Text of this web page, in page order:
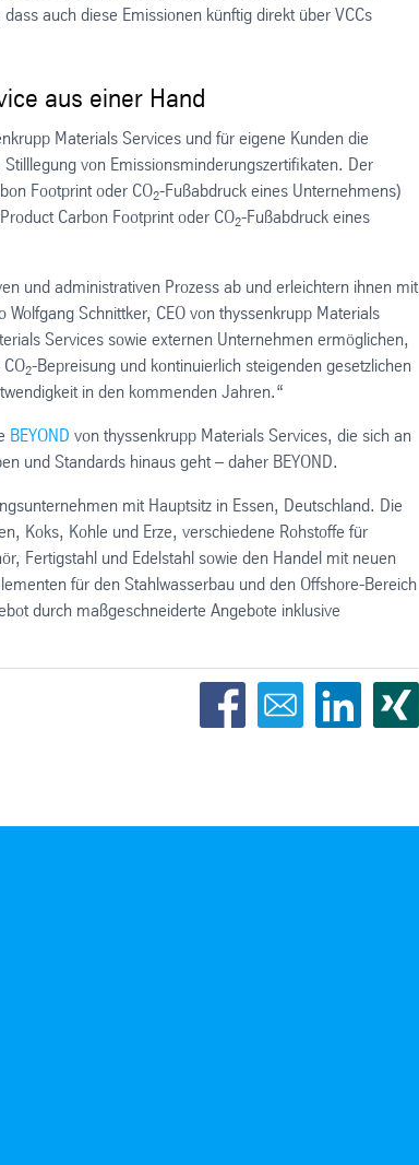
auch diese Emissionen künftig direkt über VCCs
aus einer Hand
Materials Services und für eigene Kunden die
von Emissionsminderungszertifikaten. Der
Footprint oder CO2-Fußabdruck eines Unternehmens)
Carbon Footprint oder CO2-Fußabdruck eines
und administrativen Prozess ab und erleichtern ihnen mit
Schnittker, CEO von thyssenkrupp Materials
Services sowie externen Unternehmen ermöglichen,
2-Bepreisung und kontinuierlich steigenden gesetzlichen
in den kommenden Jahren.“
BEYOND von thyssenkrupp Materials Services, die sich an
und Standards hinaus geht – daher BEYOND.
mit Hauptsitz in Essen, Deutschland. Die
Koks, Kohle und Erze, verschiedene Rohstoffe für
Fertigstahl und Edelstahl sowie den Handel mit neuen
für den Stahlwasserbau und den Offshore-Bereich
durch maßgeschneiderte Angebote inklusive